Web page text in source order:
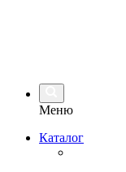
Меню
Каталог